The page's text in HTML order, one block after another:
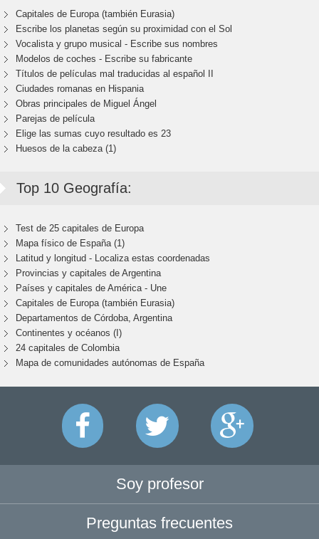
Capitales de Europa (también Eurasia)
Escribe los planetas según su proximidad con el Sol
Vocalista y grupo musical - Escribe sus nombres
Modelos de coches - Escribe su fabricante
Títulos de películas mal traducidas al español II
Ciudades romanas en Hispania
Obras principales de Miguel Ángel
Parejas de película
Elige las sumas cuyo resultado es 23
Huesos de la cabeza (1)
Top 10 Geografía:
Test de 25 capitales de Europa
Mapa físico de España (1)
Latitud y longitud - Localiza estas coordenadas
Provincias y capitales de Argentina
Países y capitales de América - Une
Capitales de Europa (también Eurasia)
Departamentos de Córdoba, Argentina
Continentes y océanos (I)
24 capitales de Colombia
Mapa de comunidades autónomas de España
Soy profesor
Preguntas frecuentes